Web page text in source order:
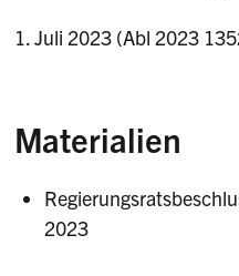
1. Juli 2023 (Abl 2023
Materialien
2023